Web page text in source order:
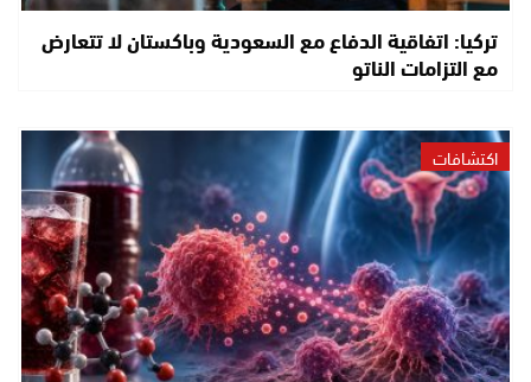
تركيا: اتفاقية الدفاع مع السعودية وباكستان لا تتعارض
مع التزامات الناتو
اكتشافات